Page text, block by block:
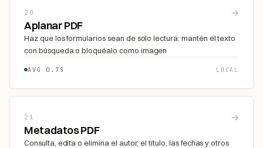
20 →
Aplanar PDF
Haz que los formularios sean de solo lectura: mantén el texto
con búsqueda o bloquéalo como imagen
AVG 0.7S LOCAL
21 →
Metadatos PDF
Consulta, edita o elimina el autor, el título, las fechas y otros